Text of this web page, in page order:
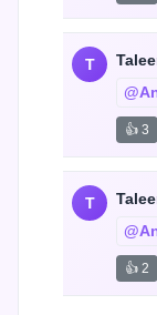
T
👍 3
T
👍 2